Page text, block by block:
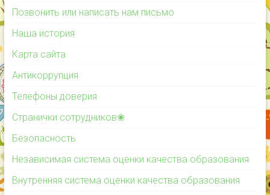
Позвонить или написать нам письмо
Наша история
Карта сайта
Антикоррупция
Телефоны доверия
Странички сотрудников❀
Безопасность
Независимая система оценки качества образования
Внутренняя система оценки качества образования